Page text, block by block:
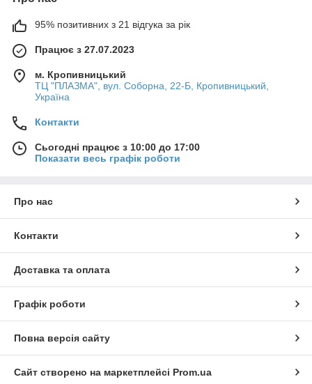
95% позитивних з 21 відгука за рік
Працює з 27.07.2023
м. Кропивницький
ТЦ "ПЛАЗМА", вул. Соборна, 22-Б, Кропивницький,
Україна
Контакти
Сьогодні працює з 10:00 до 17:00
Показати весь графік роботи
Про нас
Контакти
Доставка та оплата
Графік роботи
Повна версія сайту
Сайт створено на маркетплейсі Prom.ua